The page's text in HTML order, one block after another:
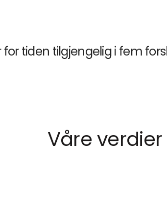
for tiden tilgjengelig i fem
Våre verdier